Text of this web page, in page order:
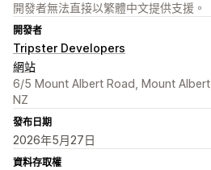
開發者無法直接以繁體中文提供支援。
開發者
Tripster Developers
網站
6/5 Mount Albert Road, Mount
NZ
發布日期
2026年5月27日
資料存取權